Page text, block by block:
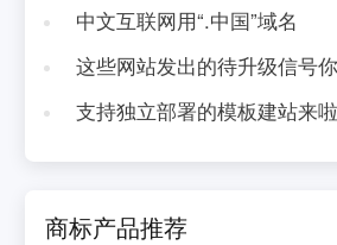
中文互联网用“.中国”域名
这些网站发出的待升级信号
支持独立部署的模板建站来啦
商标产品推荐